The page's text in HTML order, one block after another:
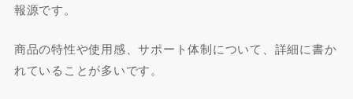
報源です。
商品の特性や使用感、サポート体制について、詳細に書か
れていることが多いです。